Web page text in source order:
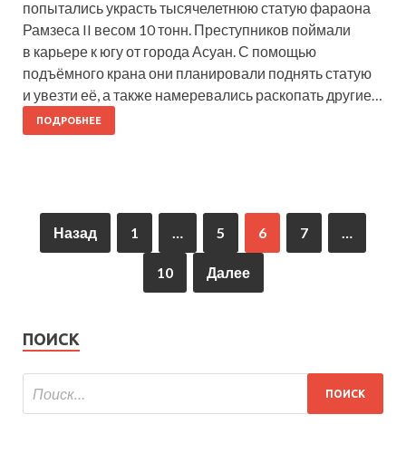
попытались украсть тысячелетнюю статую фараона
Рамзеса II весом 10 тонн. Преступников поймали
в карьере к югу от города Асуан. С помощью
подъёмного крана они планировали поднять статую
и увезти её, а также намеревались раскопать другие…
ПОДРОБНЕЕ
Назад 1 … 5 6 7 …
10 Далее
ПОИСК